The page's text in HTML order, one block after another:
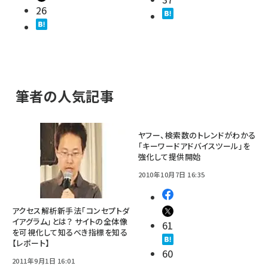
26
筆者の人気記事
アクセス解析新手法「コンセプトダ
イアグラム」とは？ サイトの全体像
を可視化して知るべき指標を知る
【レポート】
2011年9月1日 16:01
ヤフー、検索数のトレンドがわかる
「キーワードアドバイスツール」を
強化して提供開始
2010年10月7日 16:35
61
60